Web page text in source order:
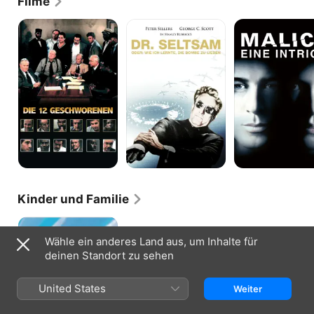
Die
12
Geschworenen
Seltsam
Oder:
die
Bombe
zu
lieben
Malice
Eine
Intrige
Kinder und Familie
Bernard
BiancaWähle ein anderes Land aus, um Inhalte für
deinen Standort zu sehen
United States Weiter